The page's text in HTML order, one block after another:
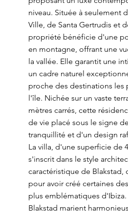
niveau. Située à seulement
Ville, de Santa Gertrudis et
propriété bénéficie d'une
en montagne, offrant une
la vallée. Elle garantit une
un cadre naturel
proche des destinations les
l'île. Nichée sur un vaste
mètres carrés, cette
de vie placé sous le signe
tranquillité et d'un design
La villa, d'une superficie de
s'inscrit dans le style
caractéristique de Blakstad,
pour avoir créé certaines
plus emblématiques d'Ibiza.
Blakstad marient